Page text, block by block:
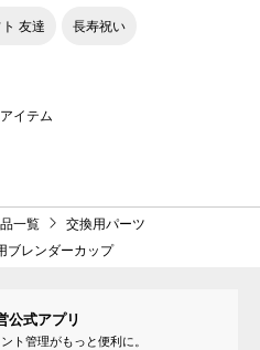
友達 長寿祝い
イテム
一覧
交換用パーツ
ブレンダーカップ
公式アプリ
ト管理がもっと便利に。